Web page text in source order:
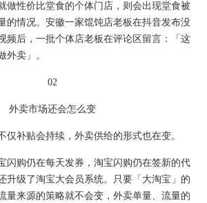
做性价比堂食的个体门店，则会出现堂食被
的情况。安徽一家馄饨店老板在抖音发布没
频后，一批个体店老板在评论区留言：「这
外卖」。
02
外卖市场还会怎么变
仅补贴会持续，外卖供给的形式也在变。
闪购仍在每天发券，淘宝闪购仍在签新的代
升级了淘宝大会员系统。只要「大淘宝」的
量来源的策略就不会变，外卖单量、流量的